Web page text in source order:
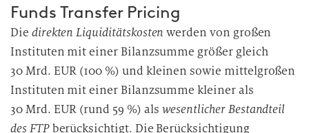
Funds Transfer Pricing
Die direkten Liquiditätskosten werden von großen
Instituten mit einer Bilanzsumme größer gleich
30 Mrd. EUR (100 %) und kleinen sowie mittelgroßen
Instituten mit einer Bilanzsumme kleiner als
30 Mrd. EUR (rund 59 %) als wesentlicher Bestandteil
des FTPberücksichtigt. Die Berücksichtigung